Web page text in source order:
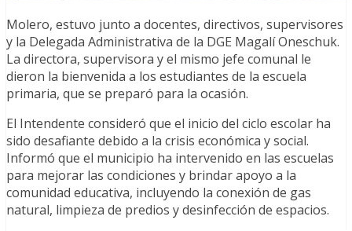
Molero, estuvo junto a docentes, directivos, supervisores
y la Delegada Administrativa de la DGE Magalí Oneschuk.
La directora, supervisora y el mismo jefe comunal le
dieron la bienvenida a los estudiantes de la escuela
primaria, que se preparó para la ocasión.
El Intendente consideró que el inicio del ciclo escolar ha
sido desafiante debido a la crisis económica y social.
Informó que el municipio ha intervenido en las escuelas
para mejorar las condiciones y brindar apoyo a la
comunidad educativa, incluyendo la conexión de gas
natural, limpieza de predios y desinfección de espacios.